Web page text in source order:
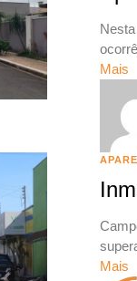
Mais
Mais